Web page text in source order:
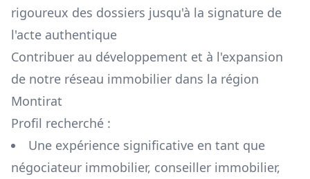
rigoureux des dossiers jusqu'à la signature de
l'acte authentique
Contribuer au développement et à l'expansion
de notre réseau immobilier dans la région
Montirat
Profil recherché :
Une expérience significative en tant que
négociateur immobilier, conseiller immobilier,